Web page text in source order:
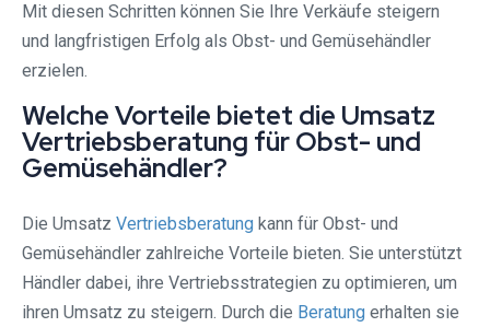
Mit diesen Schritten können Sie Ihre Verkäufe steigern
und langfristigen Erfolg als Obst- und Gemüsehändler
erzielen.
Welche Vorteile bietet die Umsatz
Vertriebsberatung für Obst- und
Gemüsehändler?
Die Umsatz Vertriebsberatung kann für Obst- und
Gemüsehändler zahlreiche Vorteile bieten. Sie unterstützt
Händler dabei, ihre Vertriebsstrategien zu optimieren, um
ihren Umsatz zu steigern. Durch die Beratung erhalten sie